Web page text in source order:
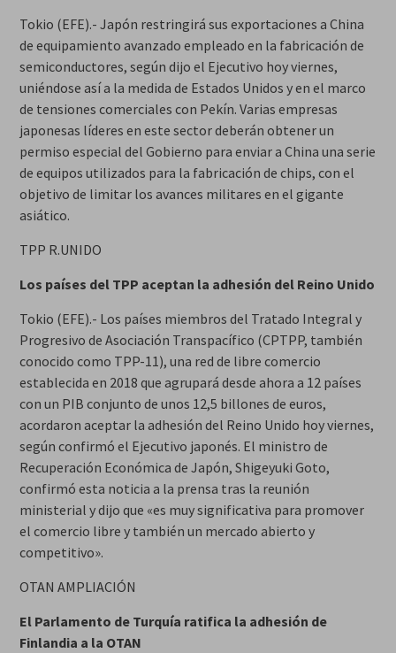
Tokio (EFE).- Japón restringirá sus exportaciones a China
de equipamiento avanzado empleado en la fabricación de
semiconductores, según dijo el Ejecutivo hoy viernes,
uniéndose así a la medida de Estados Unidos y en el marco
de tensiones comerciales con Pekín. Varias empresas
japonesas líderes en este sector deberán obtener un
permiso especial del Gobierno para enviar a China una serie
de equipos utilizados para la fabricación de chips, con el
objetivo de limitar los avances militares en el gigante
asiático.
TPP R.UNIDO
Los países del TPP aceptan la adhesión del Reino Unido
Tokio (EFE).- Los países miembros del Tratado Integral y
Progresivo de Asociación Transpacífico (CPTPP, también
conocido como TPP-11), una red de libre comercio
establecida en 2018 que agrupará desde ahora a 12 países
con un PIB conjunto de unos 12,5 billones de euros,
acordaron aceptar la adhesión del Reino Unido hoy viernes,
según confirmó el Ejecutivo japonés. El ministro de
Recuperación Económica de Japón, Shigeyuki Goto,
confirmó esta noticia a la prensa tras la reunión
ministerial y dijo que «es muy significativa para promover
el comercio libre y también un mercado abierto y
competitivo».
OTAN AMPLIACIÓN
El Parlamento de Turquía ratifica la adhesión de
Finlandia a la OTAN